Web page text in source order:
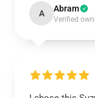
A Abram
Verified